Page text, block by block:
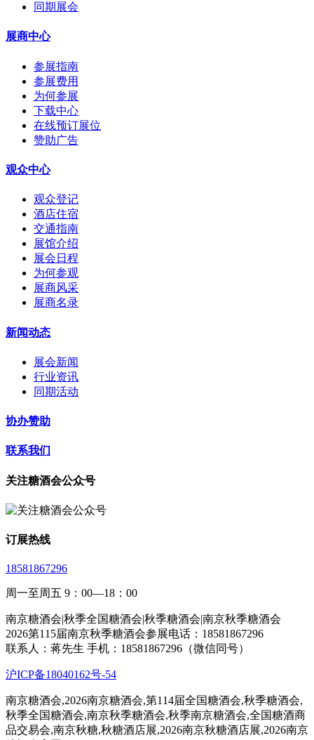
同期展会
展商中心
参展指南
参展费用
为何参展
下载中心
在线预订展位
赞助广告
观众中心
观众登记
酒店住宿
交通指南
展馆介绍
展会日程
为何参观
展商风采
展商名录
新闻动态
展会新闻
行业资讯
同期活动
协办赞助
联系我们
关注糖酒会公众号
订展热线
18581867296
周一至周五 9：00—18：00
南京糖酒会|秋季全国糖酒会|秋季糖酒会|南京秋季糖酒会
2026第115届南京秋季糖酒会参展电话：18581867296
联系人：蒋先生 手机：18581867296（微信同号）
沪ICP备18040162号-54
南京糖酒会,2026南京糖酒会,第114届全国糖酒会,秋季糖酒会,
秋季全国糖酒会,南京秋季糖酒会,秋季南京糖酒会,全国糖酒商
品交易会,南京秋糖,秋糖酒店展,2026南京秋糖酒店展,2026南京